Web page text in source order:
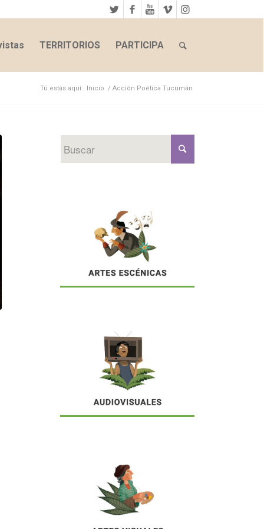
TERRITORIOS PARTICIPA
Tú estás aquí: Inicio / Acción Poética Tucumán